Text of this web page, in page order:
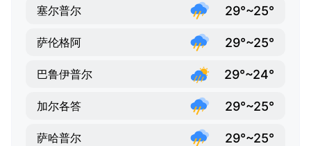
塞尔普尔 29°~25°
萨伦格阿 29°~25°
巴鲁伊普尔 29°~24°
加尔各答 29°~25°
萨哈普尔 29°~25°